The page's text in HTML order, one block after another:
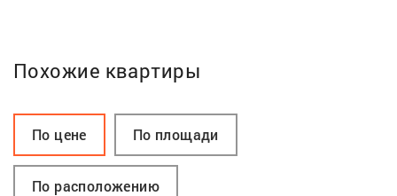
Похожие квартиры
По цене По площади
По расположению